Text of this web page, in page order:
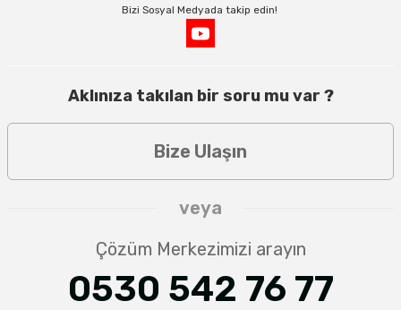
Bizi Sosyal Medyada takip edin!
Aklınıza takılan bir soru mu var ?
Bize Ulaşın
veya
Çözüm Merkezimizi arayın
0530 542 76 77